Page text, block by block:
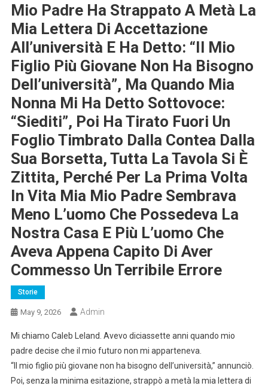
Mio Padre Ha Strappato A Metà La
Mia Lettera Di Accettazione
All’università E Ha Detto: “il Mio
Figlio Più Giovane Non Ha Bisogno
Dell’università”, Ma Quando Mia
Nonna Mi Ha Detto Sottovoce:
“siediti”, Poi Ha Tirato Fuori Un
Foglio Timbrato Dalla Contea Dalla
Sua Borsetta, Tutta La Tavola Si È
Zittita, Perché Per La Prima Volta
In Vita Mia Mio Padre Sembrava
Meno L’uomo Che Possedeva La
Nostra Casa E Più L’uomo Che
Aveva Appena Capito Di Aver
Commesso Un Terribile Errore
Storie
May 9, 2026 Admin
Mi chiamo Caleb Leland. Avevo diciassette anni quando mio
padre decise che il mio futuro non mi apparteneva.
“Il mio figlio più giovane non ha bisogno dell’università,” annunciò.
Poi, senza la minima esitazione, strappò a metà la mia lettera di